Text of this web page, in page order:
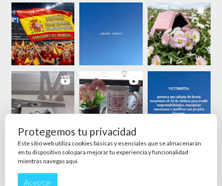
Protegemos tu privacidad
Este sitio web utiliza cookies básicas y esenciales que se almacenarán
en tu dispositivo solo para mejorar tu experiencia y funcionalidad
mientras navegas aquí.
Aceptar